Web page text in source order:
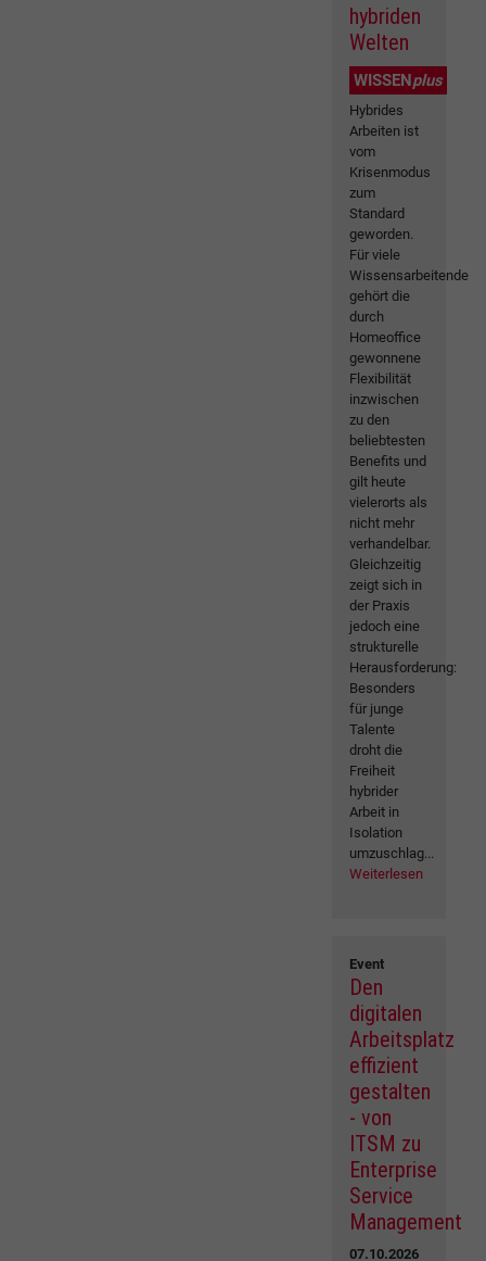
hybriden
Welten
WISSENplus
Hybrides
Arbeiten ist
vom
Krisenmodus
zum
Standard
geworden.
Für viele
Wissensarbeitende
gehört die
durch
Homeoffice
gewonnene
Flexibilität
inzwischen
zu den
beliebtesten
Benefits und
gilt heute
vielerorts als
nicht mehr
verhandelbar.
Gleichzeitig
zeigt sich in
der Praxis
jedoch eine
strukturelle
Herausforderung:
Besonders
für junge
Talente
droht die
Freiheit
hybrider
Arbeit in
Isolation
umzuschlag...
Weiterlesen
Event
Den
digitalen
Arbeitsplatz
effizient
gestalten
- von
ITSM zu
Enterprise
Service
Management
07.10.2026